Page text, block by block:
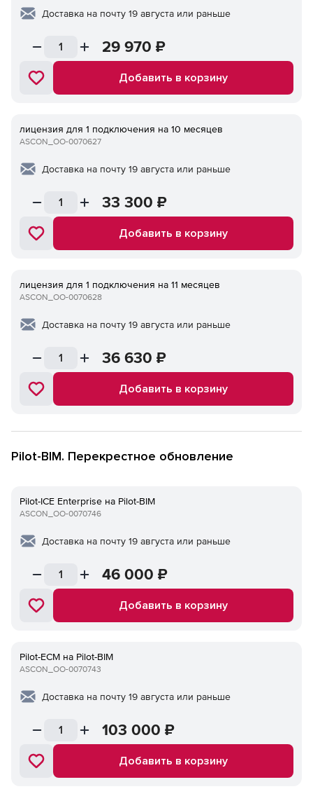
Доставка на почту 19 августа или раньше
29 970 ₽
Добавить в корзину
лицензия для 1 подключения на 10 месяцев
ASCON_ОО-0070627
Доставка на почту 19 августа или раньше
33 300 ₽
Добавить в корзину
лицензия для 1 подключения на 11 месяцев
ASCON_ОО-0070628
Доставка на почту 19 августа или раньше
36 630 ₽
Добавить в корзину
Pilot-BIM. Перекрестное обновление
Pilot-ICE Enterprise на Pilot-BIM
ASCON_ОО-0070746
Доставка на почту 19 августа или раньше
46 000 ₽
Добавить в корзину
Pilot-ECM на Pilot-BIM
ASCON_ОО-0070743
Доставка на почту 19 августа или раньше
103 000 ₽
Добавить в корзину